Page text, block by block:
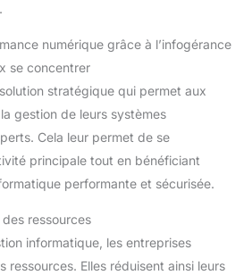
numérique grâce à l’infogérance
se concentrer
stratégique qui permet aux
gestion de leurs systèmes
Cela leur permet de se
principale tout en bénéficiant
performante et sécurisée.
ressources
informatique, les entreprises
ressources. Elles réduisent ainsi leurs